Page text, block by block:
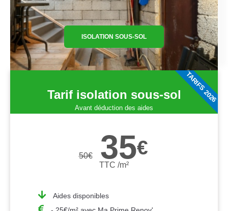
ISOLATION SOUS-SOL
Tarif isolation sous-sol
Avant déduction des aides
50€ 35€
TTC /m²
Aides disponibles
TARIFS 2026